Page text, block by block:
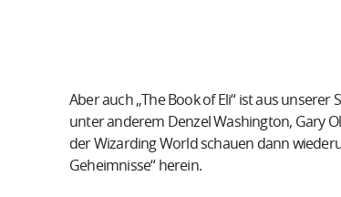
Aber auch „The Book of Eli“ ist aus
unter anderem Denzel Washington, Gary
der Wizarding World schauen dann
Geheimnisse“ herein.